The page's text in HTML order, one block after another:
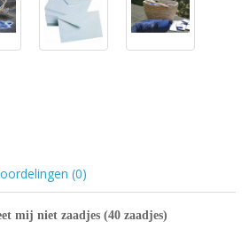
(0)
mij niet zaadjes (40 zaadjes)